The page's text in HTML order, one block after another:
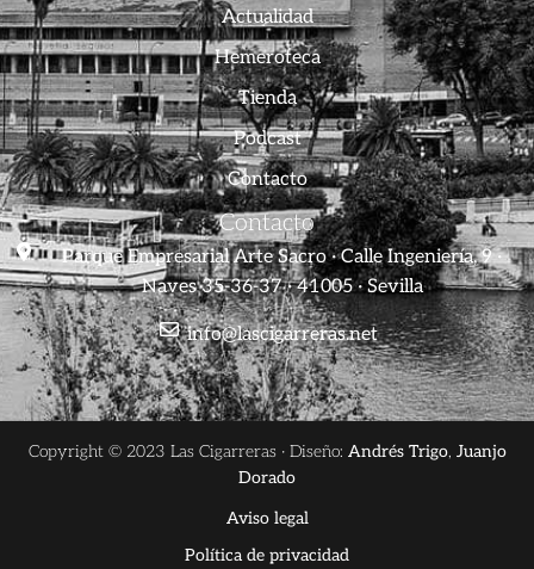
Actualidad
Hemeroteca
Tienda
Podcast
Contacto
Contacto
Parque Empresarial Arte Sacro · Calle Ingeniería, 9 ·
Naves 35-36-37 · 41005 · Sevilla
info@lascigarreras.net
Copyright © 2023 Las Cigarreras · Diseño: Andrés Trigo, Juanjo
Dorado
Aviso legal
Política de privacidad